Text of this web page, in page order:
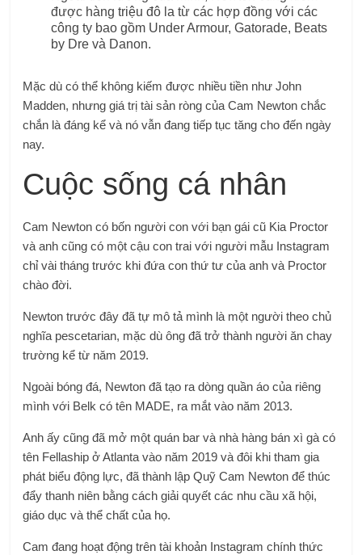
được hàng triệu đô la từ các hợp đồng với các
công ty bao gồm Under Armour, Gatorade, Beats
by Dre và Danon.
Mặc dù có thể không kiếm được nhiều tiền như John
Madden, nhưng giá trị tài sản ròng của Cam Newton chắc
chắn là đáng kể và nó vẫn đang tiếp tục tăng cho đến ngày
nay.
Cuộc sống cá nhân
Cam Newton có bốn người con với bạn gái cũ Kia Proctor
và anh cũng có một cậu con trai với người mẫu Instagram
chỉ vài tháng trước khi đứa con thứ tư của anh và Proctor
chào đời.
Newton trước đây đã tự mô tả mình là một người theo chủ
nghĩa pescetarian, mặc dù ông đã trở thành người ăn chay
trường kể từ năm 2019.
Ngoài bóng đá, Newton đã tạo ra dòng quần áo của riêng
mình với Belk có tên MADE, ra mắt vào năm 2013.
Anh ấy cũng đã mở một quán bar và nhà hàng bán xì gà có
tên Fellaship ở Atlanta vào năm 2019 và đôi khi tham gia
phát biểu động lực, đã thành lập Quỹ Cam Newton để thúc
đẩy thanh niên bằng cách giải quyết các nhu cầu xã hội,
giáo dục và thể chất của họ.
Cam đang hoạt động trên tài khoản Instagram chính thức